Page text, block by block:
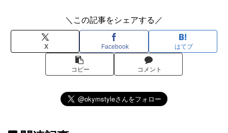
＼この記事をシェアする／
X Facebook はてブ
コピー コメント